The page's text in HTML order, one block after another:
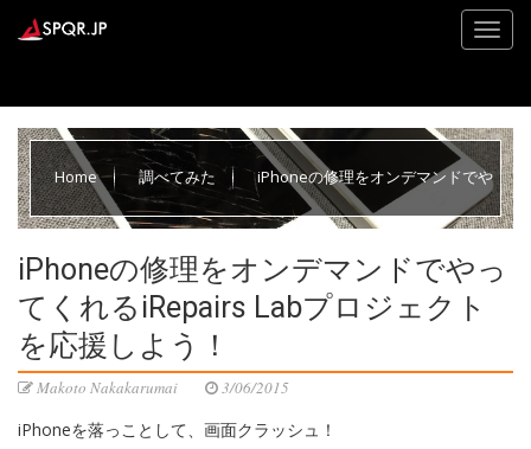
Home 調べてみた iPhoneの修理をオンデマンドでや
iPhoneの修理をオンデマンドでやっ
てくれるiRepairs Labプロジェクト
を応援しよう！
Makoto Nakakarumai 3/06/2015
iPhoneを落っことして、画面クラッシュ！